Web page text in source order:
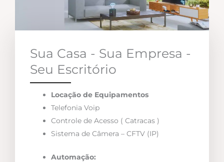
Sua Casa - Sua Empresa -
Seu Escritório
Locação de Equipamentos
Telefonia Voip
Controle de Acesso ( Catracas )
Sistema de Câmera – CFTV (IP)
Automação: